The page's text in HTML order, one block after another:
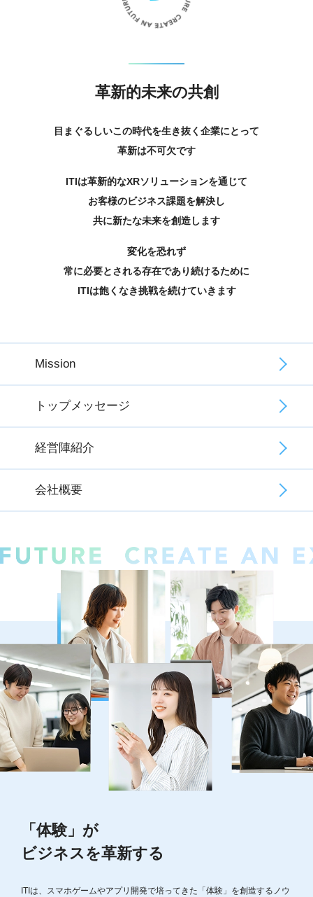
革新的未来の共創
目まぐるしいこの時代を生き抜く企業にとって
革新は不可欠です
ITIは革新的なXRソリューションを通じて
お客様のビジネス課題を解決し
共に新たな未来を創造します
変化を恐れず
常に必要とされる存在であり続けるために
ITIは飽くなき挑戦を続けていきます
Mission
トップメッセージ
経営陣紹介
会社概要
「体験」が
ビジネスを革新する
ITIは、スマホゲームやアプリ開発で培ってきた「体験」を創造するノウ